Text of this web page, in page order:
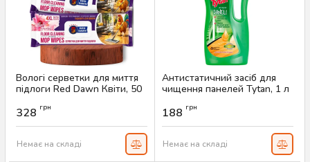
Вологі серветки для миття
підлоги Red Dawn Квіти, 50
Артикул:
328 грн
Немає на складі
Антистатичний засіб для
чищення панелей Tytan, 1 л
188 грн
Немає на складі